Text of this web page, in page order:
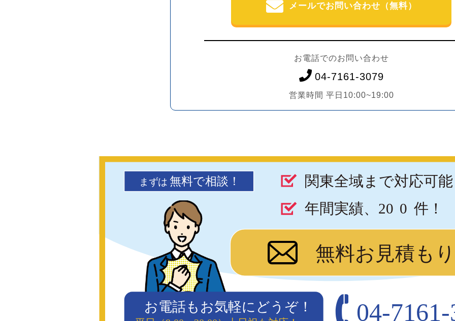
メールでお問い合わせ（無料）
お電話でのお問い合わせ
04-7161-3079
営業時間 平日10:00~19:00
無料お見積も
まずは 無料で相談！
関東全域まで対応可
年間実績、20 0 件！
04-
お電話もお気軽にどうぞ！